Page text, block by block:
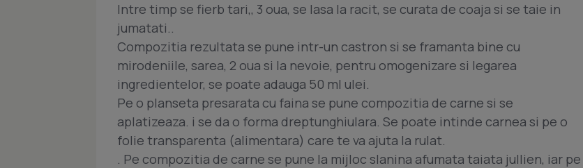
Intre timp se fierb tari,, 3 oua, se lasa la racit, se curata de coaja si se taie in
jumatati..
Compozitia rezultata se pune intr-un castron si se framanta bine cu
mirodeniile, sarea, 2 oua si la nevoie, pentru omogenizare si legarea
ingredientelor, se poate adauga 50 ml ulei.
Pe o planseta presarata cu faina se pune compozitia de carne si se
aplatizeaza. i se da o forma dreptunghiulara. Se poate intinde carnea si pe o
folie transparenta (alimentara) care te va ajuta la rulat.
. Pe compozitia de carne se pune la mijloc slanina afumata taiata jullien, iar pe